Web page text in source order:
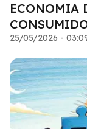
ECONOMIA
25/05/2026 -